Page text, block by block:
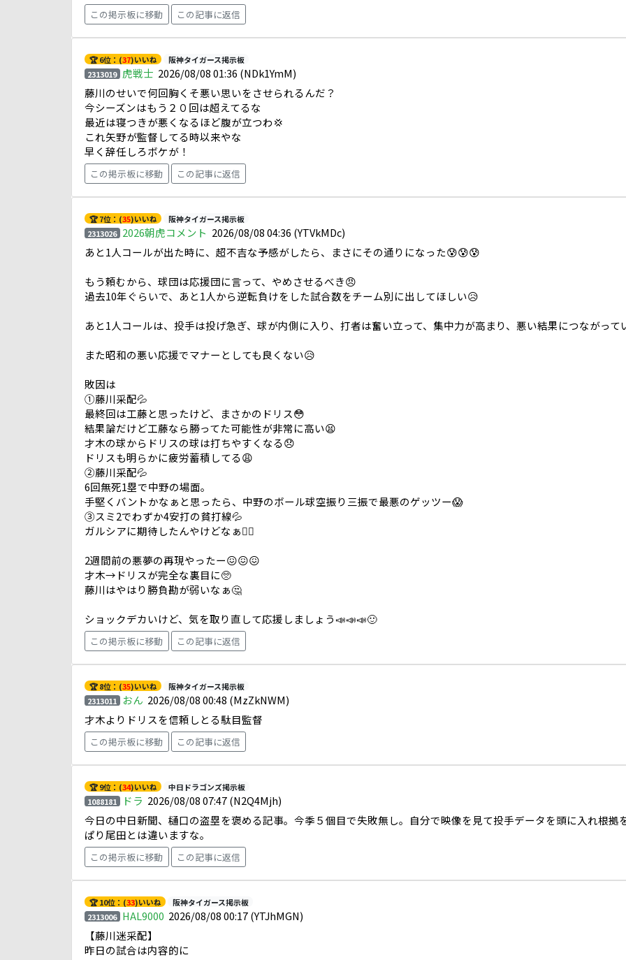
この掲示板に移動 この記事に返信
🏆 6位：(37)いいね
阪神タイガース掲示板
2313019 虎戦士 2026/08/08 01:36 (NDk1YmM)
藤川のせいで何回胸くそ悪い思いをさせられるんだ？
今シーズンはもう２０回は超えてるな
最近は寝つきが悪くなるほど腹が立つわ💢
これ矢野が監督してる時以来やな
早く辞任しろボケが！
この掲示板に移動 この記事に返信
🏆 7位：(35)いいね
阪神タイガース掲示板
2313026 2026朝虎コメント 2026/08/08 04:36 (YTVkMDc)
あと1人コールが出た時に、超不吉な予感がしたら、まさにその通りになった😰😰😰
もう頼むから、球団は応援団に言って、やめさせるべき😠
過去10年ぐらいで、あと1人から逆転負けをした試合数をチーム別に出してほしい😥
あと1人コールは、投手は投げ急ぎ、球が内側に入り、打者は奮い立って、集中力が高まり、悪い結果につながって
また昭和の悪い応援でマナーとしても良くない😥
敗因は
①藤川采配💦
最終回は工藤と思ったけど、まさかのドリス😳
結果論だけど工藤なら勝ってた可能性が非常に高い😫
才木の球からドリスの球は打ちやすくなる😞
ドリスも明らかに疲労蓄積してる😩
②藤川采配💦
6回無死1塁で中野の場面。
手堅くバントかなぁと思ったら、中野のボール球空振り三振で最悪のゲッツー😱
③スミ2でわずか4安打の貧打線💦
ガルシアに期待したんやけどなぁ😮‍💨
2週間前の悪夢の再現やったー😖😖😖
才木→ドリスが完全な裏目に🥺
藤川はやはり勝負勘が弱いなぁ🤔
ショックデカいけど、気を取り直して応援しましょう📣📣📣🙂
この掲示板に移動 この記事に返信
🏆 8位：(35)いいね
阪神タイガース掲示板
2313011
おん 2026/08/08 00:48 (MzZkNWM)
才木よりドリスを信頼しとる駄目監督
この掲示板に移動 この記事に返信
🏆 9位：(34)いいね
中日ドラゴンズ掲示板
1088181
ドラ 2026/08/08 07:47(N2Q4Mjh)
今日の中日新聞、樋口の盗塁を褒める記事。今季５個目で失敗無し。自分で映像を見て投手データを頭に入れ根拠
ぱり尾田とは違いますな。
この掲示板に移動 この記事に返信
🏆 10位：(33)いいね
阪神タイガース掲示板
2313006 HAL9000 2026/08/08 00:17(YTJhMGN)
【藤川迷采配】
昨日の試合は内容的に